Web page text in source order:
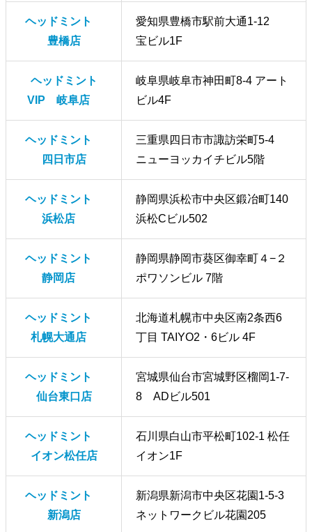
ヘッドミント
豊橋店
愛知県豊橋市駅前大通1-12
宝ビル1F
ヘッドミント
VIP 岐阜店
岐阜県岐阜市神田町8-4 アート
ビル4F
ヘッドミント
四日市店
三重県四日市市諏訪栄町5-4
ニューヨッカイチビル5階
ヘッドミント
浜松店
静岡県浜松市中央区鍛冶町140
浜松Cビル502
ヘッドミント
静岡店
静岡県静岡市葵区御幸町４−２
ポワソンビル 7階
ヘッドミント
札幌大通店
北海道札幌市中央区南2条西6
丁目 TAIYO2・6ビル 4F
ヘッドミント
仙台東口店
宮城県仙台市宮城野区榴岡1-7-
8 ADビル501
ヘッドミント
イオン松任店
石川県白山市平松町102-1 松任
イオン1F
ヘッドミント
新潟店
新潟県新潟市中央区花園1-5-3
ネットワークビル花園205